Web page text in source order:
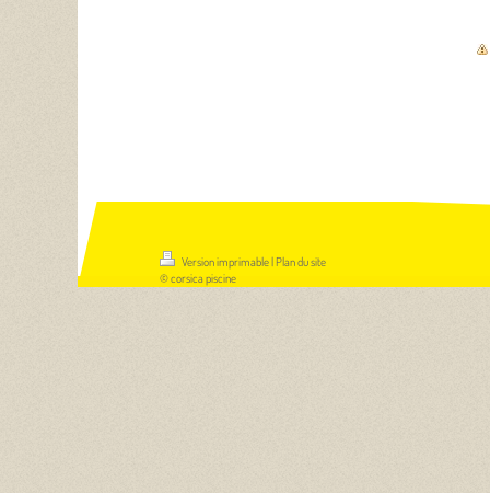
Version imprimable|Plan du site
© corsica piscine